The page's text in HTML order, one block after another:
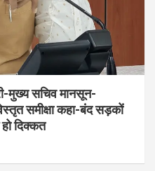
मुख्य सचिव मानसून-
समीक्षा कहा-बंद सड़कों
दिक्कत